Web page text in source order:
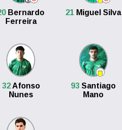
Bernardo
Ferreira
21 Miguel Silva
32Afonso
Nunes
93 Santiago
Mano